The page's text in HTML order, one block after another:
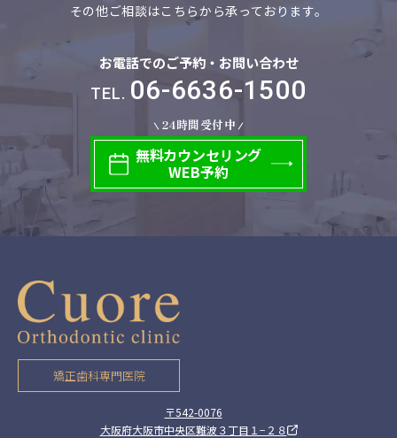
その他ご相談はこちらから承っております。
お電話でのご予約・お問い合わせ
TEL. 06-6636-1500
24時間受付中
無料カウンセリング
WEB予約
矯正歯科専門医院
〒542-0076
大阪府大阪市中央区難波３丁目１−２８